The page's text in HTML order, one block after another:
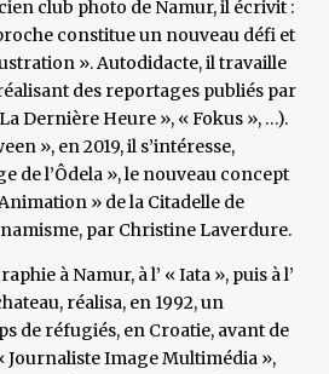
club photo de Namur, il écrivit :
constitue un nouveau défi et
». Autodidacte, il travaille
des reportages publiés par
Dernière Heure », « Fokus », …).
», en 2019, il s’intéresse,
de l’Ôdela », le nouveau concept
» de la Citadelle de
par Christine Laverdure.
à Namur, à l’ « Iata », puis à l’
réalisa, en 1992, un
de réfugiés, en Croatie, avant de
Journaliste Image Multimédia »,